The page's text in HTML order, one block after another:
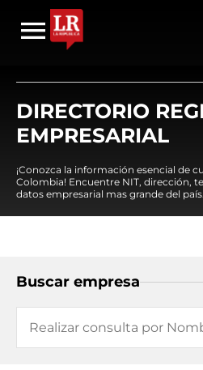
DIRECTORIO
EMPRESARIAL
¡Conozca la información esencial de
Colombia! Encuentre NIT, dirección,
datos empresarial mas grande del país.
Buscar empresa